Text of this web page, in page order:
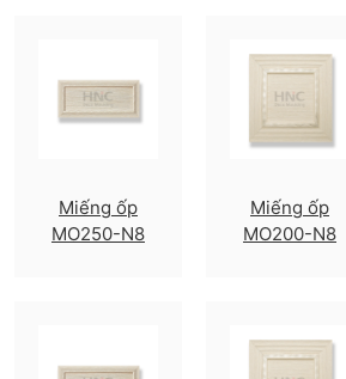
Miếng ốp
MO250-N8
Miếng ốp
MO200-N8